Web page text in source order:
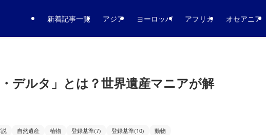
新着記事一覧 アジア ヨーロッパ アフリカ オセアニア
デルタ」とは？世界遺産マニアが解
自然遺産 植物 登録基準(7) 登録基準(10) 動物